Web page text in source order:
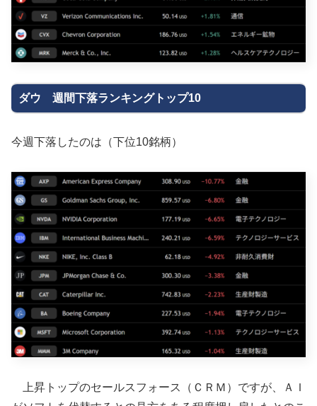
ダウ 週間下落ランキングトップ10
今週下落したのは（下位10銘柄）
上昇トップのセールスフォース（ＣＲＭ）ですが、ＡＩ